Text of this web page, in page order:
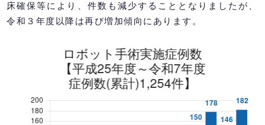
床確保等により、件数も減少することとなりましたが、
令和３年度以降は再び増加傾向にあります。